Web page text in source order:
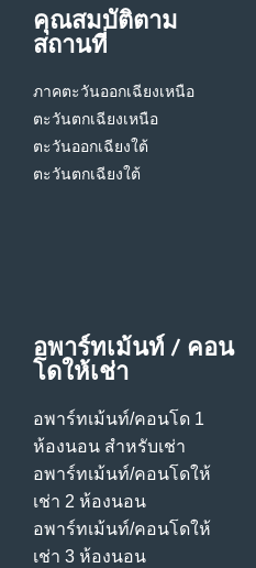
คุณสมบัติตาม
สถานที่
ภาคตะวันออกเฉียงเหนือ
ตะวันตกเฉียงเหนือ
ตะวันออกเฉียงใต้
ตะวันตกเฉียงใต้
อพาร์ทเม้นท์ / คอน
โดให้เช่า
อพาร์ทเม้นท์/คอนโด 1
ห้องนอน สําหรับเช่า
อพาร์ทเม้นท์/คอนโดให้
เช่า 2 ห้องนอน
อพาร์ทเม้นท์/คอนโดให้
เช่า 3 ห้องนอน